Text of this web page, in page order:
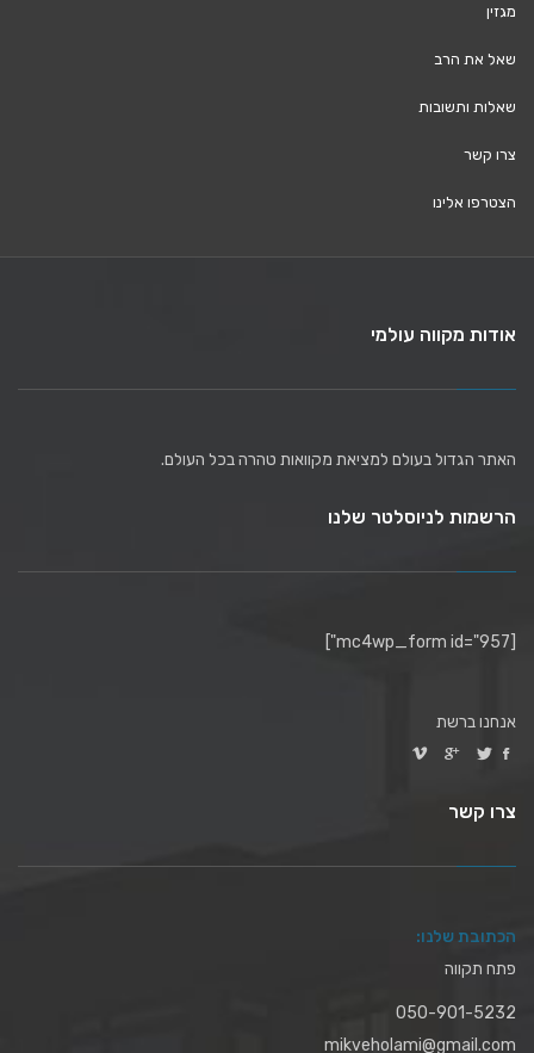
מגזין
שאל את הרב
שאלות ותשובות
צרו קשר
הצטרפו אלינו
אודות מקווה עולמי
האתר הגדול בעולם למציאת מקוואות טהרה בכל העולם.
הרשמות לניוסלטר שלנו
[mc4wp_form id="957"]
אנחנו ברשת
צרו קשר
הכתובת שלנו:
פתח תקווה
050-901-5232
mikveholami@gmail.com